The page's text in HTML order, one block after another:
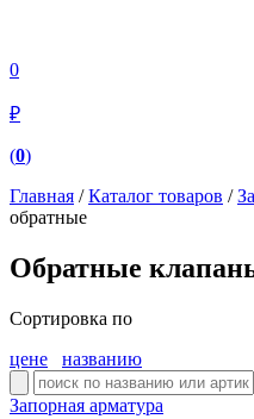
0
₽
(0)
Главная /Каталог товаров /
обратные
Обратные
Сортировка по
цене
названию
Запорная арматура